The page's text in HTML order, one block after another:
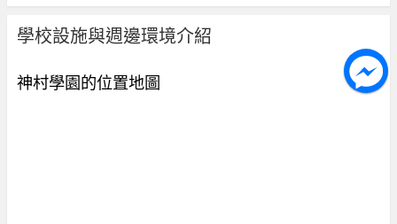
學校設施與週邊環境介紹
神村學園的位置地圖